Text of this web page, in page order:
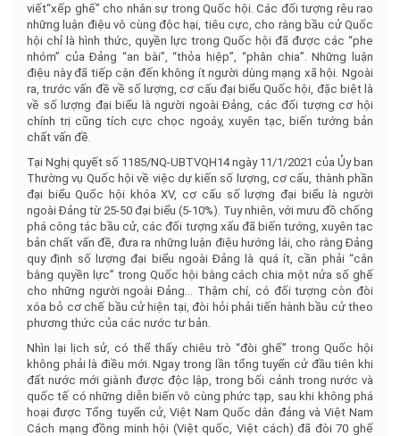
viết“xếp ghế” cho nhân sự trong Quốc hội. Các đối tượng rêu rao
những luận điệu vô cùng độc hại, tiêu cực, cho rằng bầu cử Quốc
hội chỉ là hình thức, quyền lực trong Quốc hội đã được các “phe
nhóm” của Đảng “an bài”, “thỏa hiệp”, “phân chia”. Những luận
điệu này đã tiếp cận đến không ít người dùng mạng xã hội. Ngoài
ra, trước vấn đề về số lượng, cơ cấu đại biểu Quốc hội, đặc biệt là
về số lượng đại biểu là người ngoài Đảng, các đối tượng cơ hội
chính trị cũng tích cực chọc ngoáy, xuyên tạc, biến tướng bản
chất vấn đề.
Tại Nghị quyết số 1185/NQ-UBTVQH14 ngày 11/1/2021 của Ủy ban
Thường vụ Quốc hội về việc dự kiến số lượng, cơ cấu, thành phần
đại biểu Quốc hội khóa XV, cơ cấu số lượng đại biểu là người
ngoài Đảng từ 25-50 đại biểu (5-10%). Tuy nhiên, với mưu đồ chống
phá công tác bầu cử, các đối tượng xấu đã biến tướng, xuyên tạc
bản chất vấn đề, đưa ra những luận điệu hướng lái, cho rằng Đảng
quy định số lượng đại biểu ngoài Đảng là quá ít, cần phải “cân
bằng quyền lực” trong Quốc hội bằng cách chia một nửa số ghế
cho những người ngoài Đảng… Thậm chí, có đối tượng còn đòi
xóa bỏ cơ chế bầu cử hiện tại, đòi hỏi phải tiến hành bầu cử theo
phương thức của các nước tư bản.
Nhìn lại lịch sử, có thể thấy chiêu trò “đòi ghế” trong Quốc hội
không phải là điều mới. Ngay trong lần tổng tuyển cử đầu tiên khi
đất nước mới giành được độc lập, trong bối cảnh trong nước và
quốc tế có những diễn biến vô cùng phức tạp, sau khi không phá
hoại được Tổng tuyển cử, Việt Nam Quốc dân đảng và Việt Nam
Cách mạng đồng minh hội (Việt quốc, Việt cách) đã đòi 70 ghế